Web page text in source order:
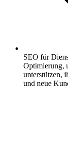
SEO für
Optimierung,
unterstützen,
und neue